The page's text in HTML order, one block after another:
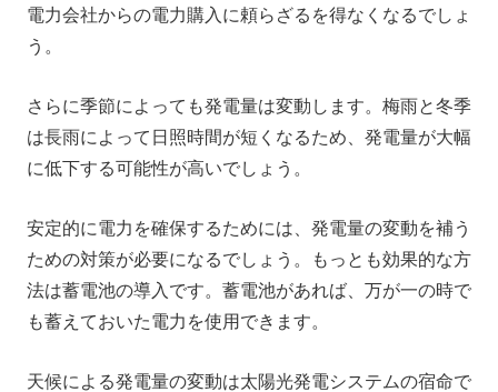
電力会社からの電力購入に頼らざるを得なくなるでしょ
う。
さらに季節によっても発電量は変動します。梅雨と冬季
は長雨によって日照時間が短くなるため、発電量が大幅
に低下する可能性が高いでしょう。
安定的に電力を確保するためには、発電量の変動を補う
ための対策が必要になるでしょう。もっとも効果的な方
法は蓄電池の導入です。蓄電池があれば、万が一の時で
も蓄えておいた電力を使用できます。
天候による発電量の変動は太陽光発電システムの宿命で